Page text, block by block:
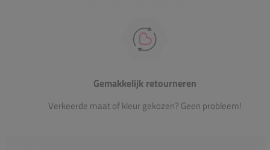
Gemakkelijk retourneren
Verkeerde maat of kleur gekozen? Geen probleem!